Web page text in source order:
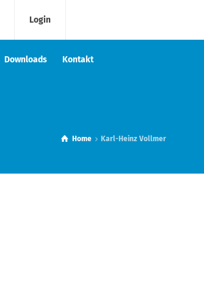
Login
Downloads Kontakt
Home Karl-Heinz Vollmer